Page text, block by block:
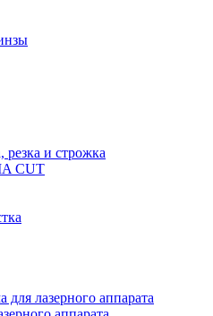
резка и строжка
CUT
лазерного аппарата